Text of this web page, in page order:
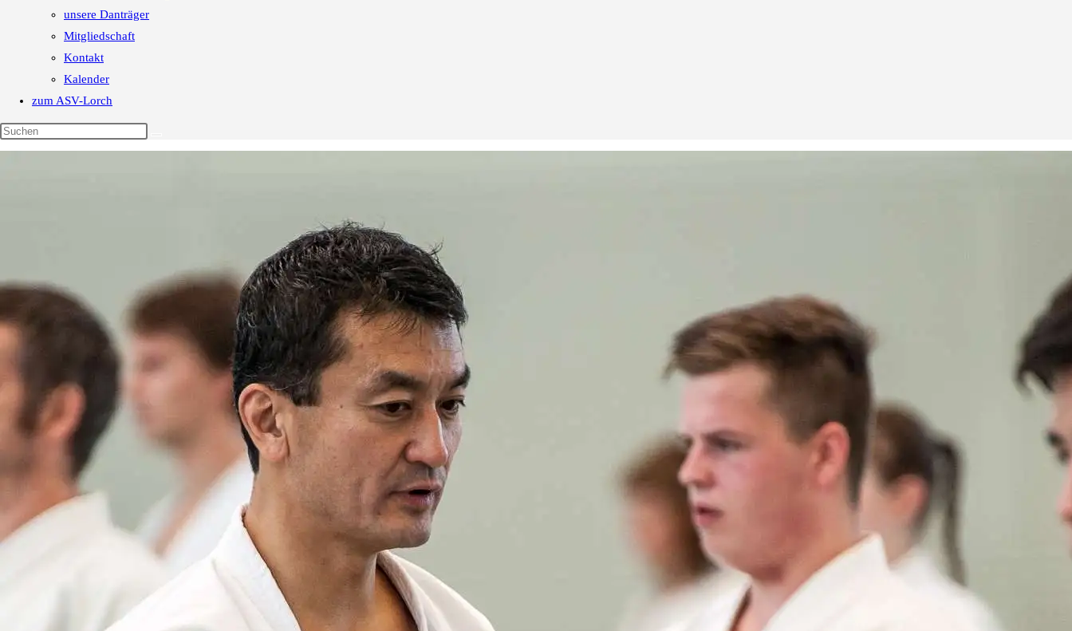
unsere Danträger
Mitgliedschaft
Kontakt
Kalender
zum ASV-Lorch
Diese